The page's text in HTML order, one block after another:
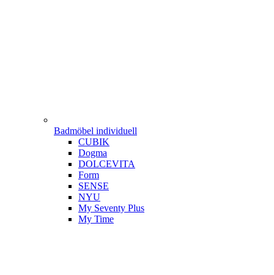
Badmöbel individuell
CUBIK
Dogma
DOLCEVITA
Form
SENSE
NYU
My Seventy Plus
My Time